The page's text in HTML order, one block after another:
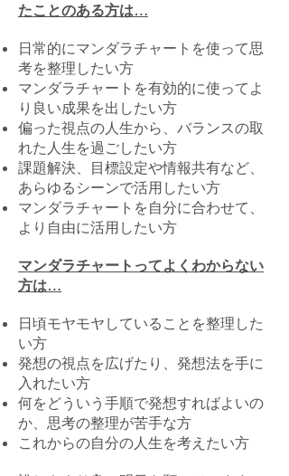
たことのある方は…
日常的にマンダラチャートを使って思
考を整理したい方
マンダラチャートを有効的に使ってよ
り良い成果を出したい方
偏った視点の人生から、バランスの取
れた人生を過ごしたい方
課題解決、目標設定や情報共有など、
あらゆるシーンで活用したい方
マンダラチャートを自分に合わせて、
より自由に活用したい方
マンダラチャートってよくわからない
方は…
日頃モヤモヤしていることを整理した
い方
発想の視点を広げたり、発想法を手に
入れたい方
何をどういう手順で発想すればよいの
か、思考の整理が苦手な方
これからの自分の人生を考えたい方